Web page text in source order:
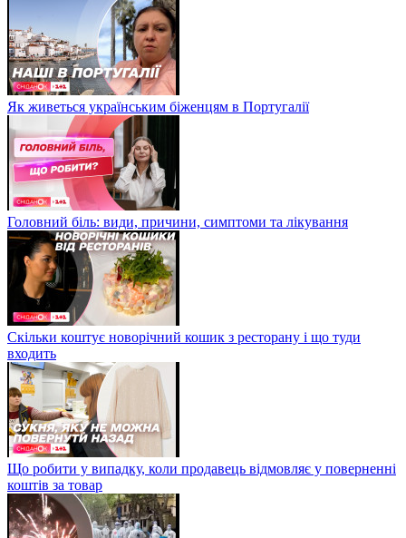
Як живеться українським біженцям в Португалії
Головний біль: види, причини, симптоми та лікування
Скільки коштує новорічний кошик з ресторану і що туди
входить
Що робити у випадку, коли продавець відмовляє у поверненні
коштів за товар